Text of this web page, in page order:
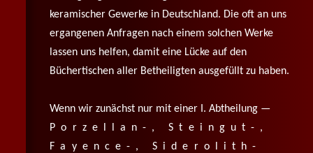
keramischer Gewerke in Deutschland. Die oft an uns
ergangenen Anfragen nach einem solchen Werke
lassen uns helfen, damit eine Lücke auf den
Büchertischen aller Betheiligten ausgefüllt zu haben.
Wenn wir zunächst nur mit einer I. Abtheilung —
Porzellan-, Steingut-,
Fayence-, Siderolith-